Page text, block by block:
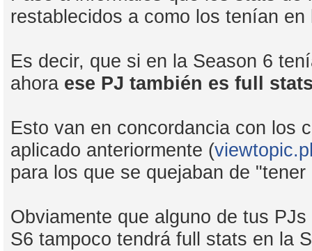
restablecidos a como los tenían en
Es decir, que si en la Season 6
ahora ese PJ también es full
Esto van en concordancia con los
aplicado anteriormente (
para los que se quejaban de
Obviamente que alguno de tus
S6 tampoco tendrá full stats en la